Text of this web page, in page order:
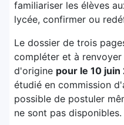
familiariser les élèves
lycée, confirmer ou
Le dossier de trois
compléter et à
d'origine pour le 10 juin
étudié en commission
possible de postuler
ne sont pas disponibles.